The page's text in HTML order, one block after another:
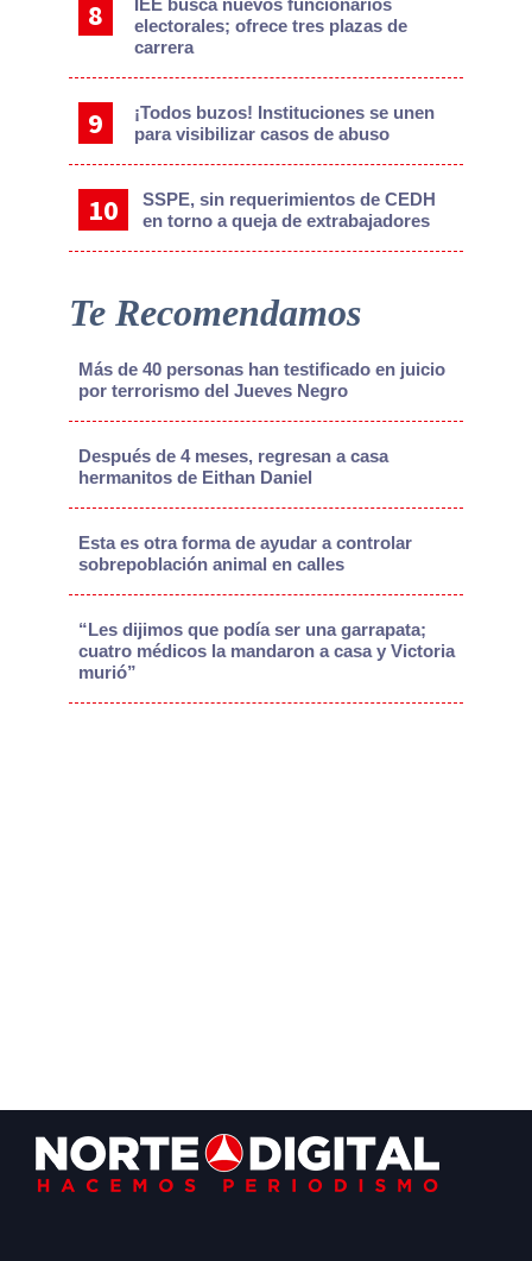
IEE busca nuevos funcionarios
electorales; ofrece tres plazas de
carrera
¡Todos buzos! Instituciones se unen
para visibilizar casos de abuso
SSPE, sin requerimientos de CEDH
en torno a queja de extrabajadores
Te Recomendamos
Más de 40 personas han testificado en juicio
por terrorismo del Jueves Negro
Después de 4 meses, regresan a casa
hermanitos de Eithan Daniel
Esta es otra forma de ayudar a controlar
sobrepoblación animal en calles
“Les dijimos que podía ser una garrapata;
cuatro médicos la mandaron a casa y Victoria
murió”
Footer